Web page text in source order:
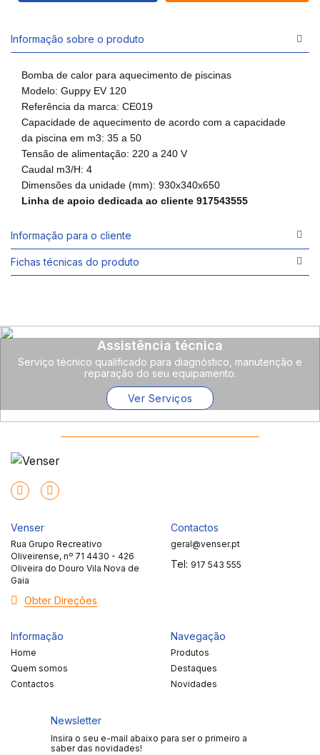
Informação sobre o produto
Bomba de calor para aquecimento de piscinas
Modelo: Guppy EV 120
Referência da marca: CE019
Capacidade de aquecimento de acordo com a capacidade
da piscina em m3: 35 a 50
Tensão de alimentação: 220 a 240 V
Caudal m3/H: 4
Dimensões da unidade (mm): 930x340x650
Linha de apoio dedicada ao cliente 917543555
Informação para o cliente
Fichas técnicas do produto
Assistência técnica
Serviço técnico qualificado para diagnóstico, manutenção e
reparação do seu equipamento.
Ver Serviços
Venser
Rua Grupo Recreativo
Oliveirense, nº 71 4430 - 426
Oliveira do Douro Vila Nova de
Gaia
Obter Direções
Contactos
geral@venser.pt
Tel: 917 543 555
Informação
Home
Quem somos
Contactos
Navegação
Produtos
Destaques
Novidades
Newsletter
Insira o seu e-mail abaixo para ser o primeiro a
saber das novidades!